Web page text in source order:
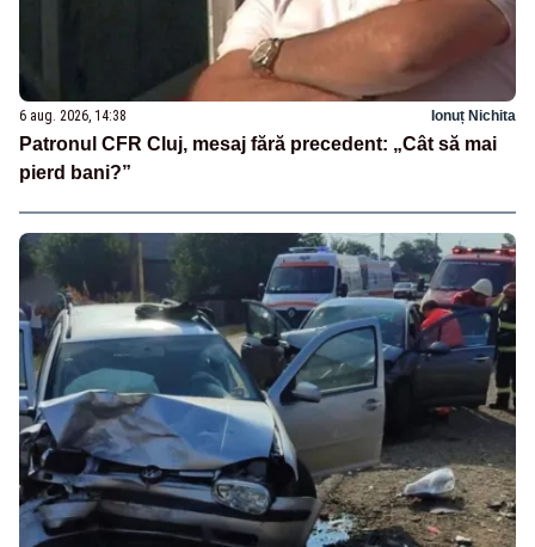
6 aug. 2026, 14:38 Ionuț Nichita
Patronul CFR Cluj, mesaj fără precedent: „Cât să mai
pierd bani?”